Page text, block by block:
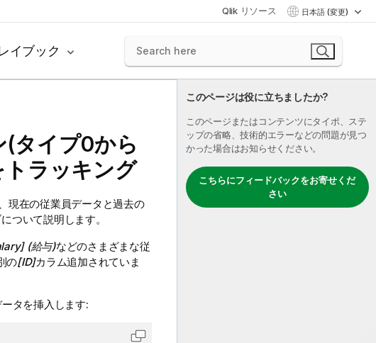
Qlik リソース 日本語 (変更)
イブック
このページは役に立ちましたか?
このページまたはコンテンツにタイポ、ステ
ップの省略、技術的エラーなどの問題が見つ
かった場合はお知らせください。
こちらにフィードバックをお寄せくだ
さい
(タイプ0から
ラッキング
現在の従業員データと過去の
ついて説明します。
(給与)などのさまざまな従
の[ID]カラム追加されていま
タを挿入します: